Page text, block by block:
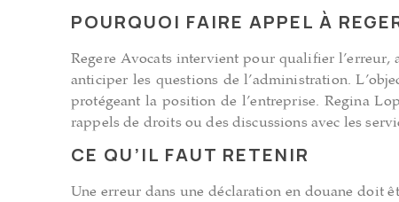
POURQUOI FAIRE APPEL À
Regere Avocats intervient pour qualifier l’erreur,
anticiper les questions de l’administration.
protégeant la position de l’entreprise. Regina
rappels de droits ou des discussions avec les
CE QU’IL FAUT RETENIR
Une erreur dans une déclaration en douane doit